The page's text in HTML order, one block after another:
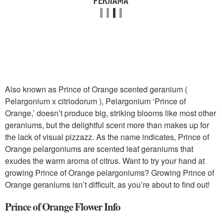
Also known as Prince of Orange scented geranium (
Pelargonium x citriodorum ), Pelargonium ‘Prince of
Orange,’ doesn’t produce big, striking blooms like most other
geraniums, but the delightful scent more than makes up for
the lack of visual pizzazz. As the name indicates, Prince of
Orange pelargoniums are scented leaf geraniums that
exudes the warm aroma of citrus. Want to try your hand at
growing Prince of Orange pelargoniums? Growing Prince of
Orange geraniums isn’t difficult, as you’re about to find out!
Prince of Orange Flower Info